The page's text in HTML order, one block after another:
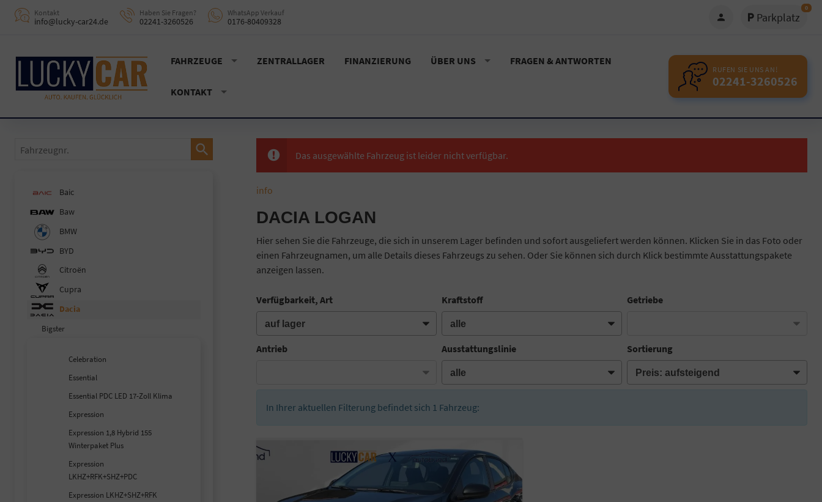
Kontakt
info@lucky-car24.de
Haben Sie Fragen?
02241-3260526
WhatsApp Verkauf
0176-80409328 Parkplatz
0
FAHRZEUGE ZENTRALLAGER FINANZIERUNG ÜBER UNS FRAGEN & ANTWORTEN
KONTAKT
RUFEN SIE UNS AN!
02241-3260526
Das ausgewählte Fahrzeug ist leider nicht verfügbar.
info
DACIA LOGAN
Hier sehen Sie die Fahrzeuge, die sich in unserem Lager befinden und sofort ausgeliefert werden können. Klicken Sie in das Foto oder
einen Fahrzeugnamen, um alle Details dieses Fahrzeugs zu sehen. Oder Sie können sich durch Klick bestimmte Ausstattungspakete
anzeigen lassen.
Verfügbarkeit, Art Kraftstoff Getriebe
Antrieb Ausstattungslinie Sortierung
In Ihrer aktuellen Filterung befindet sich 1 Fahrzeug:
Fahrzeugnr.
Baic
Baw
BMW
BYD
Citroën
Cupra
Dacia
Bigster
Celebration
Essential
Essential PDC LED 17-Zoll Klima
Expression
Expression 1,8 Hybrid 155
Winterpaket Plus
Expression
LKHZ+RFK+SHZ+PDC
Expression LKHZ+SHZ+RFK